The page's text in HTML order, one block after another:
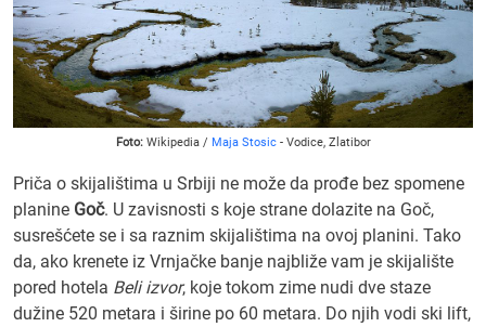
Foto:Wikipedia / Maja Stosic- Vodice, Zlatibor
Priča o skijalištima u Srbiji ne može da prođe bez spomene
planine Goč. U zavisnosti s koje strane dolazite na Goč,
susrešćete se i sa raznim skijalištima na ovoj planini. Tako
da, ako krenete iz Vrnjačke banje najbliže vam je skijalište
pored hotela Beli izvor, koje tokom zime nudi dve staze
dužine 520 metara i širine po 60 metara. Do njih vodi ski lift,